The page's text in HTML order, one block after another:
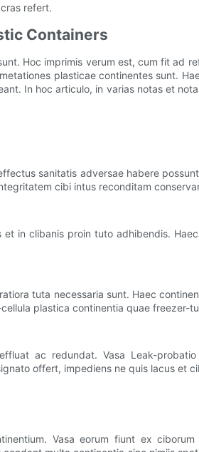
refert.
Containers
Hoc imprimis verum est, cum fit ad
plasticae continentes sunt.
In hoc articulo, in varias notas et
sanitatis adversae habere
cibi intus reconditam
in clibanis proin tuto adhibendis.
tuta necessaria sunt. Haec
plastica continentia quae freezer-
ac redundat. Vasa Leak-
offert, impediens ne quis lacus et
Vasa eorum fiunt ex